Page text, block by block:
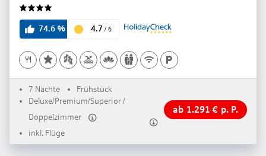
74.6% 4.7 / 6
7 Nächte
Frühstück
Deluxe/Premium/Superior /
Doppelzimmer
inkl. Flüge
ab 1.291 € p. P.